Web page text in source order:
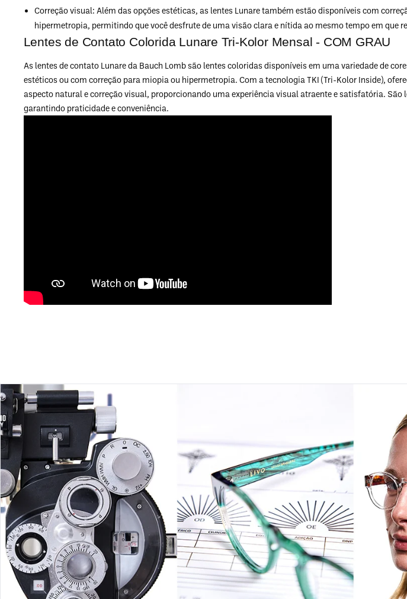
Correção visual: Além das opções estéticas, as lentes Lunare também estão disponíveis com
hipermetropia, permitindo que você desfrute de uma visão clara e nítida ao mesmo tempo em que
Lentes de Contato Colorida Lunare Tri-Kolor Mensal - COM GRAU
As lentes de contato Lunare da Bauch Lomb são lentes coloridas disponíveis em uma variedade de
estéticos ou com correção para miopia ou hipermetropia. Com a tecnologia TKI (Tri-Kolor Inside),
aspecto natural e correção visual, proporcionando uma experiência visual atraente e satisfatória. São
garantindo praticidade e conveniência.